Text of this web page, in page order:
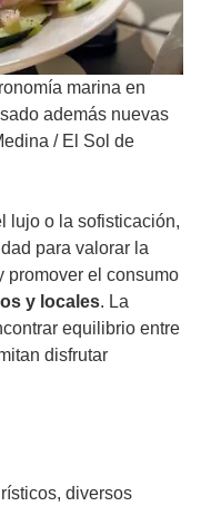
marina en
además nuevas
/ El Sol de
lujo o la sofisticación,
para valorar la
promover el consumo
y locales. La
equilibrio entre
disfrutar
diversos